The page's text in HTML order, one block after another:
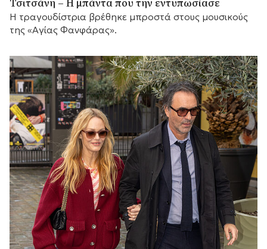
Τσιτσάνη – Η μπάντα που την εντυπωσίασε
Η τραγουδίστρια βρέθηκε μπροστά στους μουσικούς
της «Αγίας Φανφάρας».